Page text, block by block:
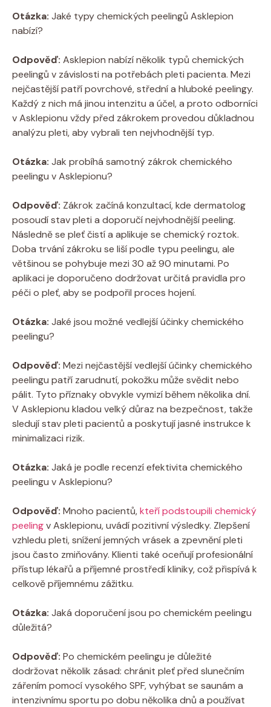
Otázka: Jaké typy chemických peelingů Asklepion
nabízí?
Odpověď: Asklepion nabízí několik typů chemických
peelingů v závislosti na potřebách pleti pacienta. Mezi
nejčastější patří povrchové, střední a hluboké peelingy.
Každý z nich má jinou intenzitu a účel, a proto odborníci
v Asklepionu vždy před zákrokem provedou důkladnou
analýzu pleti, aby vybrali ten nejvhodnější typ.
Otázka: Jak probíhá samotný zákrok chemického
peelingu v Asklepionu?
Odpověď: Zákrok začíná konzultací, kde dermatolog
posoudí stav pleti a doporučí nejvhodnější peeling.
Následně se pleť čistí a aplikuje se chemický roztok.
Doba trvání zákroku se liší podle typu peelingu, ale
většinou se pohybuje mezi 30 až 90 minutami. Po
aplikaci je doporučeno dodržovat určitá pravidla pro
péči o pleť, aby se podpořil proces hojení.
Otázka: Jaké jsou možné vedlejší účinky chemického
peelingu?
Odpověď: Mezi nejčastější vedlejší účinky chemického
peelingu patří zarudnutí, pokožku může svědit nebo
pálit. Tyto příznaky obvykle vymizí během několika dní.
V Asklepionu kladou velký důraz na bezpečnost, takže
sledují stav pleti pacientů a poskytují jasné instrukce k
minimalizaci rizik.
Otázka: Jaká je podle recenzí efektivita chemického
peelingu v Asklepionu?
Odpověď: Mnoho pacientů,kteří podstoupili chemický
peelingv Asklepionu, uvádí pozitivní výsledky. Zlepšení
vzhledu pleti, snížení jemných vrásek a zpevnění pleti
jsou často zmiňovány. Klienti také oceňují profesionální
přístup lékařů a příjemné prostředí kliniky, což přispívá k
celkově příjemnému zážitku.
Otázka: Jaká doporučení jsou po chemickém peelingu
důležitá?
Odpověď: Po chemickém peelingu je důležité
dodržovat několik zásad: chránit pleť před slunečním
zářením pomocí vysokého SPF, vyhýbat se saunám a
intenzivnímu sportu po dobu několika dnů a používat